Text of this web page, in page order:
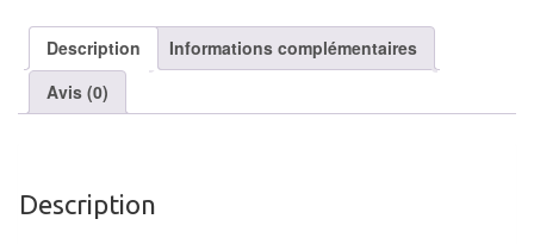
Livres
en
français
Accessoires
Description
Informations complémentaires
Avis (0)
Description